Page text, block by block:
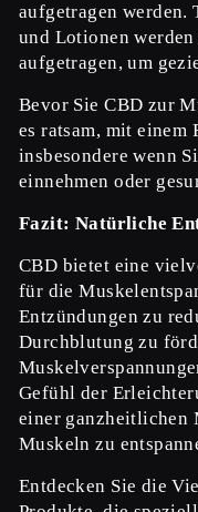
aufgetragen werden.
und Lotionen
aufgetragen, um
Bevor Sie CBD zur
es ratsam, mit einem
insbesondere wenn
einnehmen oder
Fazit: Natürliche
CBD bietet eine
für die
Entzündungen zu
Durchblutung zu
Gefühl der
einer ganzheitlichen
Muskeln zu
Entdecken Sie die